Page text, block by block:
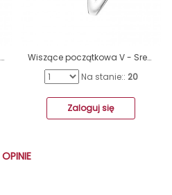
Miłość Mama - Srebro próby 925 Charmsy bez kamieni A4S13791
Wiszące początkowa V - Srebro próby 925 Charmsy bez kamieni A4S12080
Na stanie:: 20
Zaloguj się
OPINIE